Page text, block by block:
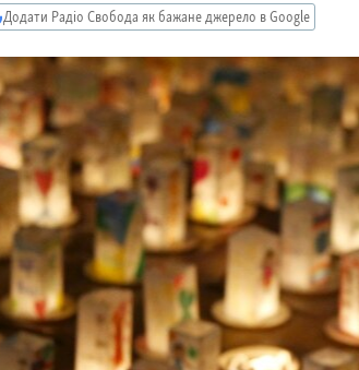
Додати Радіо Свобода як бажане джерело в Google